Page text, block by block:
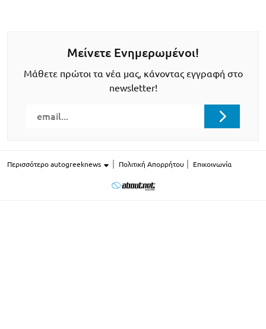
Μείνετε Ενημερωμένοι!
Μάθετε πρώτοι τα νέα μας, κάνοντας εγγραφή στο
newsletter!
Περισσότερο autogreeknews Πολιτική Απορρήτου Επικοινωνία